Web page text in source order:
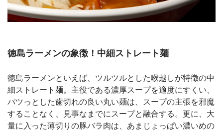
徳島ラーメンの象徴！中細ストレート麺
徳島ラーメンといえば、ツルツルとした喉越しが特徴の中
細ストレート麺。主役である濃厚スープを適度にすくい、
パツっとした歯切れの良い丸い麺は、スープの主張を邪魔
することなく、見事なまでにスープと融合する。更に、大
量に入った薄切りの豚バラ肉は、あまじょっぱい濃いめの